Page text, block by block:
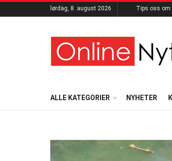
lørdag, 8. august 2026 Tips oss om
ALLE KATEGORIER NYHETER